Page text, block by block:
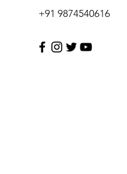
+91 9874540616